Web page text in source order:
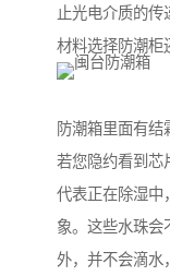
止光电介质的
材料选择防潮柜
防潮箱里面有结
若您隐约看到芯
代表正在除湿中
象。这些水珠会
外，并不会滴水